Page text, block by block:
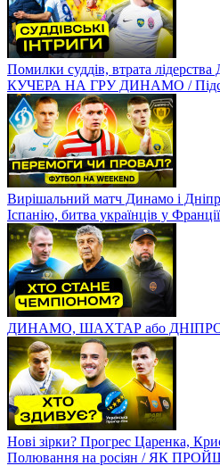
Помилки суддів, втрата
КУЧЕРА НА ГРУ ДИНАМО /
Вирішальний матч Динамо і
Іспанію, битва українців у Франції
ДИНАМО, ШАХТАР або
Нові зірки? Прогрес Царенка,
Полювання на росіян / ЯК